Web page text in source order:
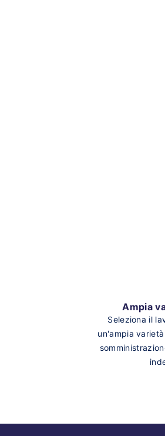
Ampia
Seleziona il
un'ampia